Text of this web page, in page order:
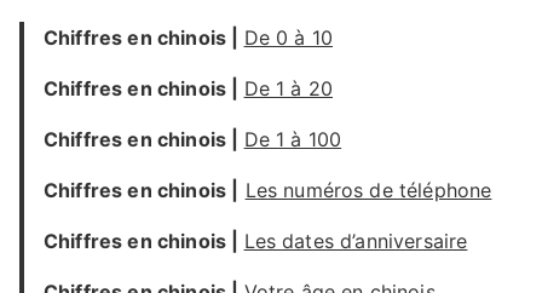
Chiffres en chinois | De 0 à 10
Chiffres en chinois | De 1 à 20
Chiffres en chinois | De 1 à 100
Chiffres en chinois | Les numéros de téléphone
Chiffres en chinois | Les dates d’anniversaire